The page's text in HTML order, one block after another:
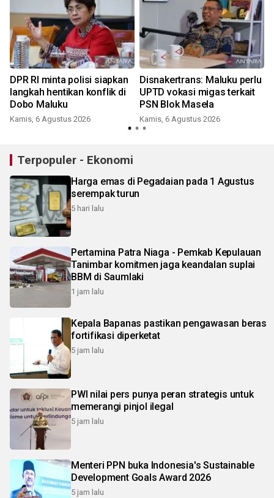
DPR RI minta polisi siapkan
langkah hentikan konflik di
Dobo Maluku
Kamis, 6 Agustus 2026
Disnakertrans: Maluku perlu
UPTD vokasi migas terkait
PSN Blok Masela
Kamis, 6 Agustus 2026
Terpopuler - Ekonomi
Harga emas di Pegadaian pada 1 Agustus
serempak turun
5 hari lalu
Pertamina Patra Niaga - Pemkab Kepulauan
Tanimbar komitmen jaga keandalan suplai
BBM di Saumlaki
1 jam lalu
Kepala Bapanas pastikan pengawasan beras
fortifikasi diperketat
5 jam lalu
PWI nilai pers punya peran strategis untuk
memerangi pinjol ilegal
5 jam lalu
Menteri PPN buka Indonesia's Sustainable
Development Goals Award 2026
5 jam lalu